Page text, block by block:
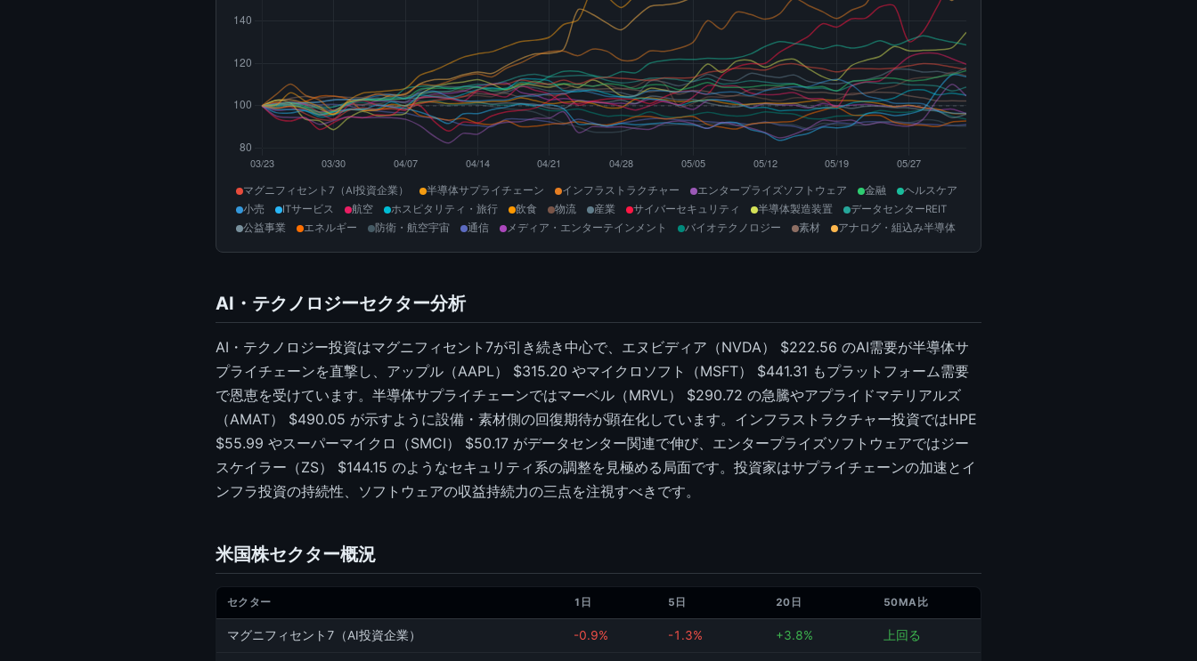
マグニフィセント7（AI投資企業） 半導体サプライチェーン インフラストラクチャー エンタープライズソフトウェア 金融
ヘルスケア
小売
ITサービス 航空 ホスピタリティ・旅行 飲食 物流 産業 サイバーセキュリティ 半導体製造装置
データセンターREIT
公益事業
エネルギー 防衛・航空宇宙 通信 メディア・エンターテインメント バイオテクノロジー 素材 アナログ・組込み半導体
AI・テクノロジーセクター分析
AI・テクノロジー投資はマグニフィセント7が引き続き中心で、エヌビディア（NVDA） $222.56 のAI需要が半導体サ
プライチェーンを直撃し、アップル（AAPL） $315.20 やマイクロソフト（MSFT） $441.31 もプラットフォーム需要
で恩恵を受けています。半導体サプライチェーンではマーベル（MRVL） $290.72 の急騰やアプライドマテリアルズ
（AMAT） $490.05 が示すように設備・素材側の回復期待が顕在化しています。インフラストラクチャー投資ではHPE
$55.99 やスーパーマイクロ（SMCI） $50.17 がデータセンター関連で伸び、エンタープライズソフトウェアではジー
スケイラー（ZS） $144.15 のようなセキュリティ系の調整を見極める局面です。投資家はサプライチェーンの加速とイ
ンフラ投資の持続性、ソフトウェアの収益持続力の三点を注視すべきです。
米国株セクター概況
セクター 1日 5日 20日 50MA比
マグニフィセント7（AI投資企業） -0.9% -1.3% +3.8% 上回る